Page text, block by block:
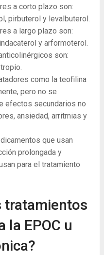
a corto plazo son:
pirbuterol y levalbuterol.
a largo plazo son:
y arformoterol.
son:
como la teofilina
pero no se
efectos secundarios no
ansiedad, arritmias y
que usan
prolongada y
para el tratamiento
tratamientos
la EPOC u